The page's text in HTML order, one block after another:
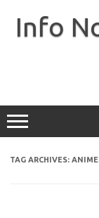
contentInfo
TAG ARCHIVES: